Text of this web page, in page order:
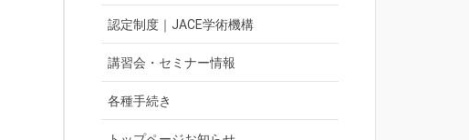
認定制度｜JACE学術機構
講習会・セミナー情報
各種手続き